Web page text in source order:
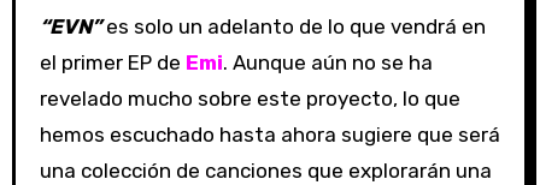
“EVN”es solo un adelanto de lo que vendrá en
el primer EP de Emi. Aunque aún no se ha
revelado mucho sobre este proyecto, lo que
hemos escuchado hasta ahora sugiere que será
una colección de canciones que explorarán una